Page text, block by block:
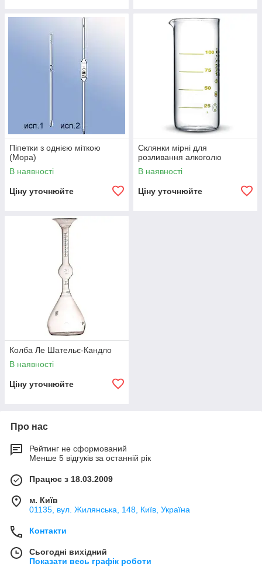
Піпетки з однією міткою
(Мора)
В наявності
Ціну уточнюйте
Склянки мірні для
розливання алкоголю
В наявності
Ціну уточнюйте
Колба Ле Шательє-Кандло
В наявності
Ціну уточнюйте
Про нас
Рейтинг не сформований
Менше 5 відгуків за останній рік
Працює з 18.03.2009
м. Київ
01135, вул. Жилянська, 148, Київ, Україна
Контакти
Сьогодні вихідний
Показати весь графік роботи